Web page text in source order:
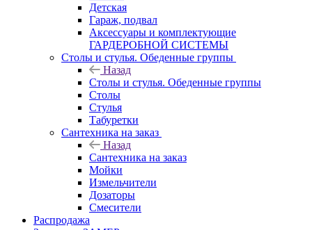
Детская
Гараж, подвал
Аксессуары и комплектующие
ГАРДЕРОБНОЙ СИСТЕМЫ
Столы и стулья. Обеденные группы
Назад
Столы и стулья. Обеденные группы
Столы
Стулья
Табуретки
Сантехника на заказ
Назад
Сантехника на заказ
Мойки
Измельчители
Дозаторы
Смесители
Распродажа